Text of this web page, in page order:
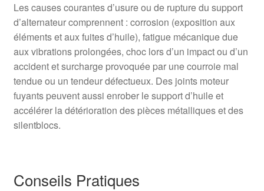
Les causes courantes d’usure ou de rupture du support
d’alternateur comprennent : corrosion (exposition aux
éléments et aux fuites d’huile), fatigue mécanique due
aux vibrations prolongées, choc lors d’un impact ou d’un
accident et surcharge provoquée par une courroie mal
tendue ou un tendeur défectueux. Des joints moteur
fuyants peuvent aussi enrober le support d’huile et
accélérer la détérioration des pièces métalliques et des
silentblocs.
Conseils Pratiques